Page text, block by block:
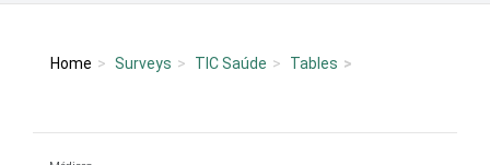
Home Surveys TIC Saúde Tables